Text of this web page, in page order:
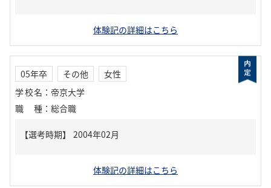
体験記の詳細はこちら
05年卒 その他
女性
学校名 ： 帝京大学
職種 ： 総合職
体験記の詳細はこちら